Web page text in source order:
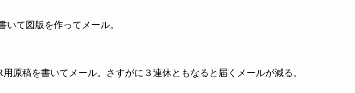
いて図版を作ってメール。
原稿を書いてメール。さすがに３連休ともなると届くメールが減る。